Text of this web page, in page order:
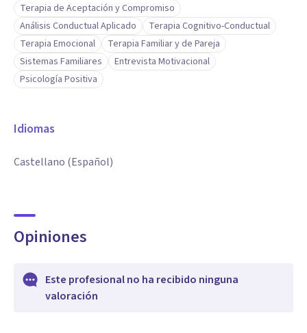
Terapia de Aceptación y Compromiso
Análisis Conductual Aplicado
Terapia Cognitivo-Conductual
Terapia Emocional
Terapia Familiar y de Pareja
Sistemas Familiares
Entrevista Motivacional
Psicología Positiva
Idiomas
Castellano (Español)
Opiniones
Este profesional no ha recibido ninguna
valoración